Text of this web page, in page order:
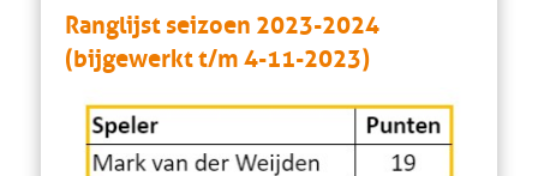
Ranglijst seizoen 2023-2024
(bijgewerkt t/m 4-11-2023)